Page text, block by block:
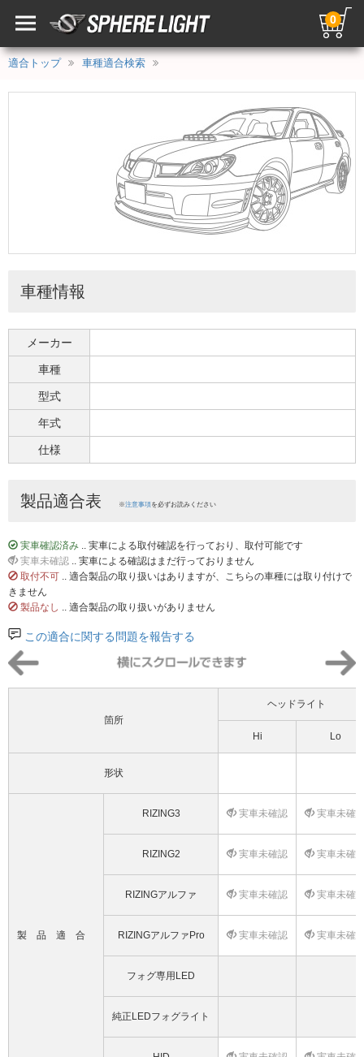
0
適合トップ 車種適合検索
車種情報
メーカー
車種
型式
年式
仕様
製品適合表 ※注意事項を必ずお読みください
実車確認済み .. 実車による取付確認を行っており、取付可能です
実車未確認 .. 実車による確認はまだ行っておりません
取付不可 .. 適合製品の取り扱いはありますが、こちらの車種には取り付けで
きません
製品なし .. 適合製品の取り扱いがありません
この適合に関する問題を報告する
箇所
ヘッドライト
Hi Lo
形状
製品適合
RIZING3 実車未確認 実車未確
RIZING2 実車未確認 実車未確
RIZINGアルファ 実車未確認 実車未確
RIZINGアルファPro 実車未確認 実車未確
フォグ専用LED
純正LEDフォグライト